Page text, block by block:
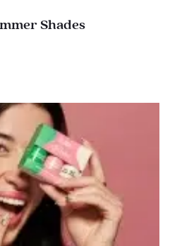
Shades